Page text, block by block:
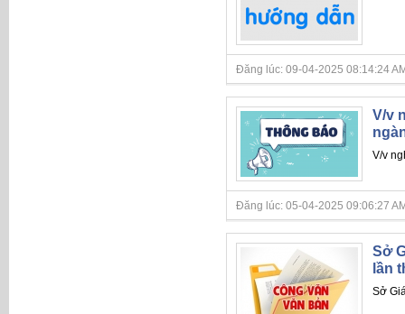
Đăng lúc: 09-04-2025 08:14:24
V/v
V/v
Đăng lúc: 05-04-2025 09:06:27
Sở
lần
Sở